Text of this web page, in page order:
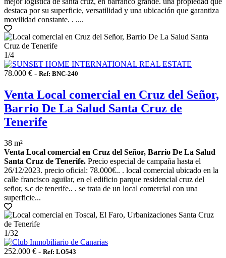
destaca por su superficie, versatilidad y una ubicación que garantiza
movilidad constante. . ....
1/4
78.000 € - Ref: BNC-240
Venta Local comercial en Cruz del Señor,
Barrio De La Salud Santa Cruz de
Tenerife
38 m²
Venta Local comercial en Cruz del Señor, Barrio De La Salud
Santa Cruz de Tenerife. Precio especial de campaña hasta el
26/12/2023. precio oficial: 78.000€.. . local comercial ubicado en la
calle francisco aguilar, en el edificio parque residencial cruz del
señor, s.c de tenerife.. . se trata de un local comercial con una
superficie...
1/32
252.000 € - Ref: LO543